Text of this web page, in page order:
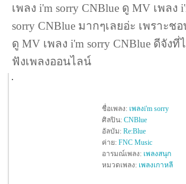
เพลง i'm sorry CNBlue ดู MV เพลง
sorry CNBlue มากๆเลยอ่ะ เพราะช
ดู MV เพลง i'm sorry CNBlue ดีจัง
ฟังเพลงออนไลน์
ชื่อเพลง: เพลงi'm sorry
ศิลปิน: CNBlue
อัลบัม: Re:Blue
ค่าย: FNC Music
อารมณ์เพลง: เพลงสนุก
หมวดเพลง: เพลงเกาหลี